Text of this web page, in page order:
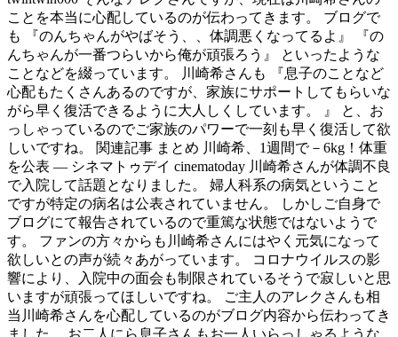
ことを本当に心配しているのが伝わってきます。 ブログで
も 『のんちゃんがやばそう、、体調悪くなってるよ』 『の
んちゃんが一番つらいから俺が頑張ろう』 といったような
ことなどを綴っています。 川崎希さんも 『息子のことなど
心配もたくさんあるのですが、家族にサポートしてもらいな
がら早く復活できるように大人しくしています。 』 と、お
っしゃっているのでご家族のパワーで一刻も早く復活して欲
しいですね。 関連記事 まとめ 川崎希、1週間で－6kg！体重
を公表 — シネマトゥデイ cinematoday 川崎希さんが体調不良
で入院して話題となりました。 婦人科系の病気ということ
ですが特定の病名は公表されていません。 しかしご自身で
ブログにて報告されているので重篤な状態ではないようで
す。 ファンの方々からも川崎希さんにはやく元気になって
欲しいとの声が続々あがっています。 コロナウイルスの影
響により、入院中の面会も制限されているそうで寂しいと思
いますが頑張ってほしいですね。 ご主人のアレクさんも相
当川崎希さんを心配しているのがブログ内容から伝わってき